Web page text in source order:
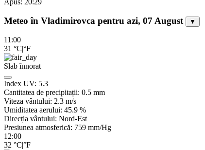
Apus: 20:29
Meteo în Vladimirovca pentru azi, 07 August ▼
11:00
31 °C|°F
Slab înnorat
Index UV: 5.3
Cantitatea de precipitații: 0.5 mm
Viteza vântului: 2.3 m/s
Umiditatea aerului: 45.9 %
Direcția vântului: Nord-Est
Presiunea atmosferică: 759 mm/Hg
12:00
32 °C|°F